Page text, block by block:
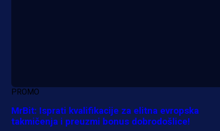
PROMO
MrBit: Isprati kvalifikacije za elitna evropska
takmičenja i preuzmi bonus dobrodošlice!